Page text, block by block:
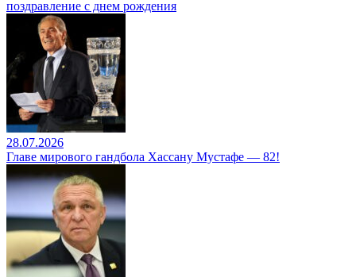
поздравление с днем рождения
28.07.2026
Главе мирового гандбола Хассану Мустафе — 82!